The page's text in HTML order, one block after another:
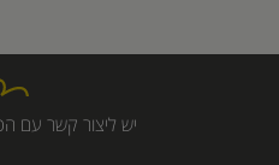
יש ליצור קשר עם